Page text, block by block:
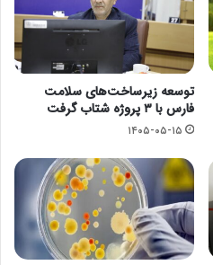
توسعه زیرساخت‌های سلامت
فارس با ۳ پروژه شتاب گرفت
۱۴۰۵-۰۵-۱۵